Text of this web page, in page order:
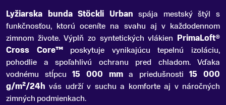
Lyžiarska bunda Stöckli Urban spája mestský štýl s
funkčnosťou, ktorú oceníte na svahu aj v každodennom
zimnom živote.Výplň zo syntetických vlákien PrimaLoft®
Cross Core™poskytuje vynikajúcu tepelnú izoláciu,
pohodlie a spoľahlivú ochranu pred chladom. Vďaka
vodnému stĺpcu15 000 mma priedušnosti15 000
g/m²/24h vás udrží v suchu a komforte aj v náročných
zimných podmienkach.